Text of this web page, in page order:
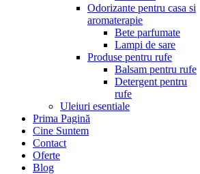
Odorizante pentru casa si
aromaterapie
Bete parfumate
Lampi de sare
Produse pentru rufe
Balsam pentru rufe
Detergent pentru
rufe
Uleiuri esentiale
Prima Pagină
Cine Suntem
Contact
Oferte
Blog